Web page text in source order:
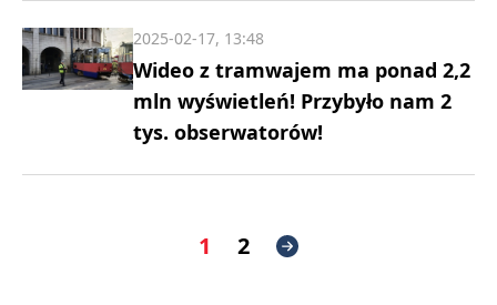
Wideo z tramwajem ma ponad 2,2
mln wyświetleń! Przybyło nam 2
tys. obserwatorów!
2025-02-17, 13:48
1 2